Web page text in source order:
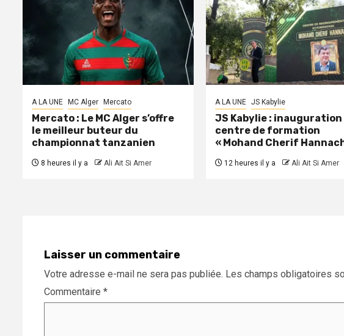
A LA UNE MC Alger Mercato
Mercato : Le MC Alger s’offre
le meilleur buteur du
championnat tanzanien
8 heures il y a Ali Ait Si Amer
A LA UNE JS Kabylie
JS Kabylie : inauguration
centre de formation
« Mohand Cherif
12 heures il y a Ali Ait Si Amer
Laisser un commentaire
Votre adresse e-mail ne sera pas publiée. Les champs obligatoires
Commentaire *